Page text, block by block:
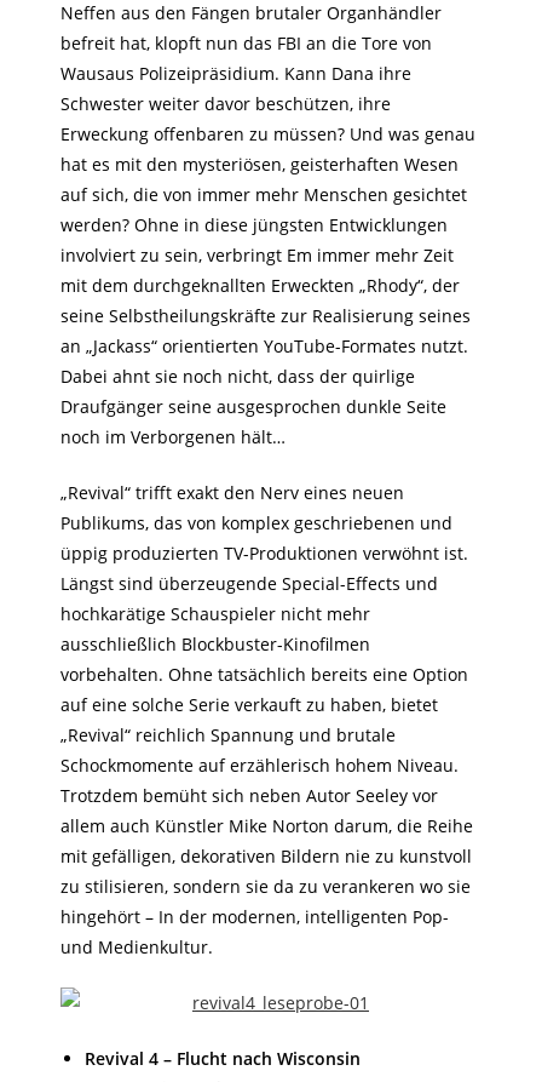
Neffen aus den Fängen brutaler Organhändler
befreit hat, klopft nun das FBI an die Tore von
Wausaus Polizeipräsidium. Kann Dana ihre
Schwester weiter davor beschützen, ihre
Erweckung offenbaren zu müssen? Und was genau
hat es mit den mysteriösen, geisterhaften Wesen
auf sich, die von immer mehr Menschen gesichtet
werden? Ohne in diese jüngsten Entwicklungen
involviert zu sein, verbringt Em immer mehr Zeit
mit dem durchgeknallten Erweckten „Rhody“, der
seine Selbstheilungskräfte zur Realisierung seines
an „Jackass“ orientierten YouTube-Formates nutzt.
Dabei ahnt sie noch nicht, dass der quirlige
Draufgänger seine ausgesprochen dunkle Seite
noch im Verborgenen hält…
„Revival“ trifft exakt den Nerv eines neuen
Publikums, das von komplex geschriebenen und
üppig produzierten TV-Produktionen verwöhnt ist.
Längst sind überzeugende Special-Effects und
hochkarätige Schauspieler nicht mehr
ausschließlich Blockbuster-Kinofilmen
vorbehalten. Ohne tatsächlich bereits eine Option
auf eine solche Serie verkauft zu haben, bietet
„Revival“ reichlich Spannung und brutale
Schockmomente auf erzählerisch hohem Niveau.
Trotzdem bemüht sich neben Autor Seeley vor
allem auch Künstler Mike Norton darum, die Reihe
mit gefälligen, dekorativen Bildern nie zu kunstvoll
zu stilisieren, sondern sie da zu verankeren wo sie
hingehört – In der modernen, intelligenten Pop-
und Medienkultur.
Revival 4 – Flucht nach Wisconsin